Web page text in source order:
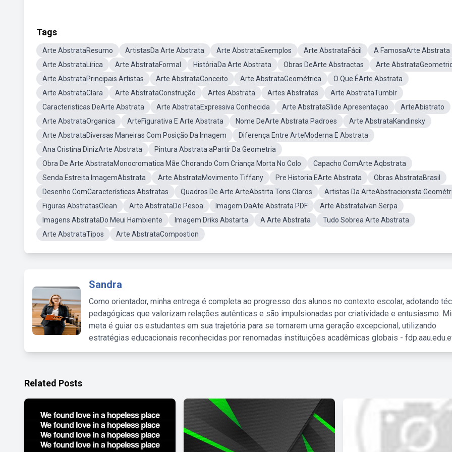
Tags
Arte AbstrataResumo ArtistasDa Arte Abstrata Arte AbstrataExemplos Arte AbstrataFácil
A FamosaArte Abstrata
Arte AbstrataLírica
Arte AbstrataFormal HistóriaDa Arte Abstrata Obras DeArte Abstractas
Arte
Arte AbstrataPrincipais Artistas
Arte AbstrataConceito Arte AbstrataGeométrica
O Que ÉArte Abstrata
Arte AbstrataClara
Arte AbstrataConstrução Artes Abstrata Artes Abstratas
Arte AbstrataTumblr
Caracteristicas DeArte Abstrata
Arte AbstrataExpressiva Conhecida Arte AbstrataSlide Apresentaçao
ArteAbistrato
Arte AbstrataOrganica
ArteFigurativa E Arte Abstrata Nome DeArte Abstrata Padroes
Arte AbstrataKandinsky
Arte AbstrataDiversas Maneiras Com Posição Da Imagem
Diferença Entre ArteModerna E Abstrata
Ana Cristina DinizArte Abstrata
Pintura Abstrata aPartir Da Geometria
Obra De Arte AbstrataMonocromatica Mãe Chorando Com Criança Morta No Colo
Capacho ComArte Aqbstrata
Senda Estreita ImagemAbstrata
Arte AbstrataMovimento Tiffany Pre Historia EArte Abstrata
Obras AbstrataBrasil
Desenho ComCaracterísticas Abstratas
Quadros De Arte ArteAbstrta Tons Claros
Artistas Da ArteAbstracionista
Figuras AbstratasClean
Arte AbstrataDe Pesoa Imagem DaAte Abstrata PDF
Arte AbstrataIvan Serpa
Imagens AbstrataDo Meui Hambiente
Imagem Driks Abstarta A Arte Abstrata
Tudo Sobrea Arte Abstrata
Arte AbstrataTipos
Arte AbstrataCompostion
Sandra
Como orientador, minha entrega é completa ao progresso dos alunos no contexto escolar, adotando
pedagógicas que valorizam relações autênticas e são impulsionadas por criatividade e entusiasmo.
meta é guiar os estudantes em sua trajetória para se tornarem uma geração excepcional, utilizando
estratégias educacionais reconhecidas por renomadas instituições acadêmicas globais -
Related Posts